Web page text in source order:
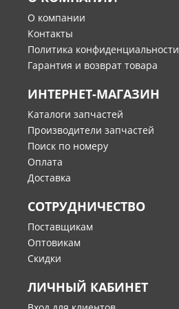
О компании
Контакты
Политика конфиденциальности
Гарантия и возврат товара
ИНТЕРНЕТ-МАГАЗИН
Каталоги запчастей
Производители запчастей
Поиск по номеру
Оплата
Доставка
СОТРУДНИЧЕСТВО
Поставщикам
Оптовикам
Скидки
ЛИЧНЫЙ КАБИНЕТ